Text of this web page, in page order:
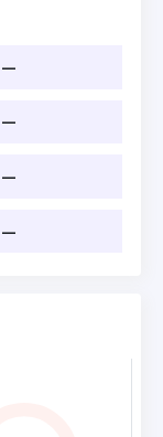
—
—
—
—